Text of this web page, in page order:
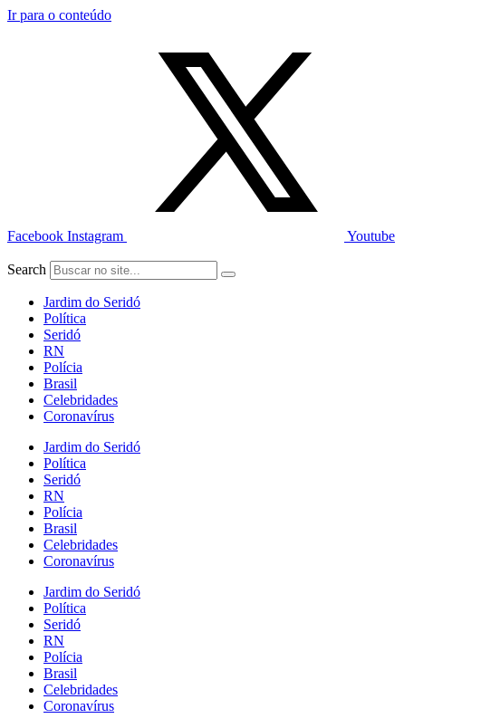
Ir para o conteúdo
Facebook Instagram Youtube
Search
Jardim do Seridó
Política
Seridó
RN
Polícia
Brasil
Celebridades
Coronavírus
Jardim do Seridó
Política
Seridó
RN
Polícia
Brasil
Celebridades
Coronavírus
Jardim do Seridó
Política
Seridó
RN
Polícia
Brasil
Celebridades
Coronavírus